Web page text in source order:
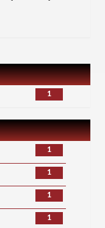
1
1
1
1
1